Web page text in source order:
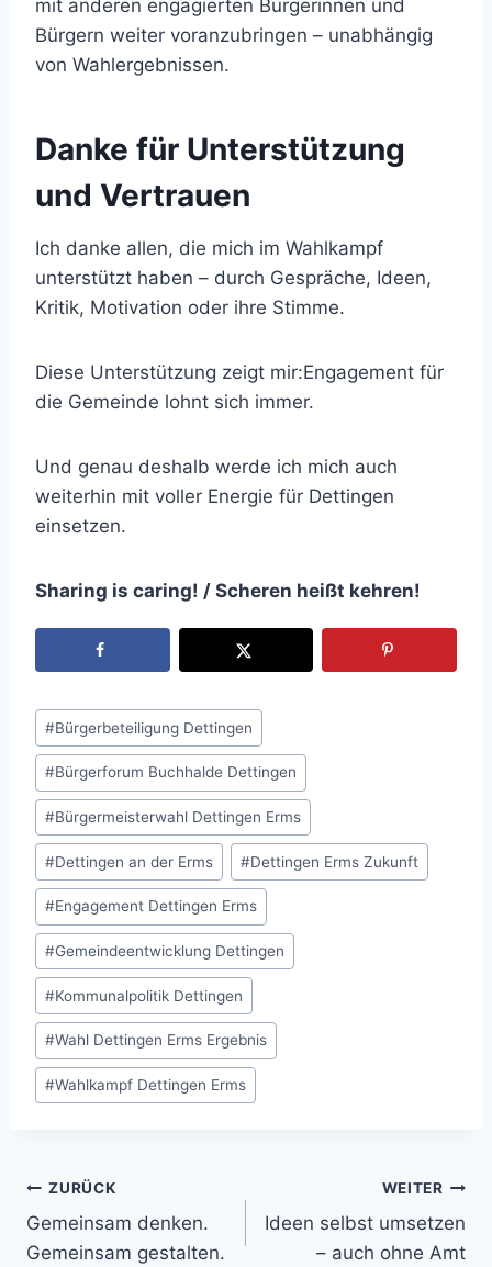
mit anderen engagierten Bürgerinnen und
Bürgern weiter voranzubringen – unabhängig
von Wahlergebnissen.
Danke für Unterstützung
und Vertrauen
Ich danke allen, die mich im Wahlkampf
unterstützt haben – durch Gespräche, Ideen,
Kritik, Motivation oder ihre Stimme.
Diese Unterstützung zeigt mir:Engagement für
die Gemeinde lohnt sich immer.
Und genau deshalb werde ich mich auch
weiterhin mit voller Energie für Dettingen
einsetzen.
Sharing is caring! / Scheren heißt kehren!
Schlagworte:
#Bürgerbeteiligung Dettingen
#Bürgerforum Buchhalde Dettingen
#Bürgermeisterwahl Dettingen Erms
#Dettingen an der Erms #Dettingen Erms Zukunft
#Engagement Dettingen Erms
#Gemeindeentwicklung Dettingen
#Kommunalpolitik Dettingen
#Wahl Dettingen Erms Ergebnis
#Wahlkampf Dettingen Erms
Beitragsnavigation
ZURÜCK
Gemeinsam denken.
Gemeinsam gestalten.
WEITER
Ideen selbst umsetzen
– auch ohne Amt